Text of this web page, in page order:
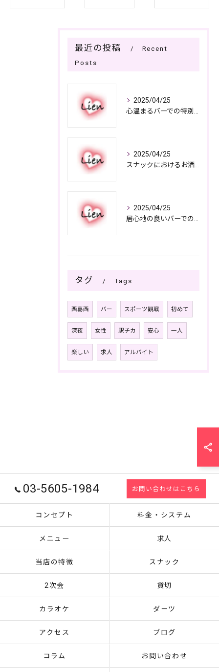
最近の投稿
Recent
Posts
2025/04/25
2025/04/25
2025/04/25
タグ Tags
西葛西 バー スポーツ観戦 初めて
深夜 女性 駅チカ 安心 一人
楽しい 求人 アルバイト
03-5605-1984 お問い合わせはこちら
コンセプト 料金・システム
メニュー 求人
当店の特徴 スナック
2次会 貸切
カラオケ ダーツ
アクセス ブログ
コラム お問い合わせ